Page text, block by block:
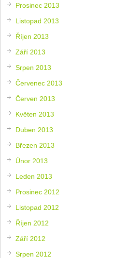
Prosinec 2013
Listopad 2013
Říjen 2013
Září 2013
Srpen 2013
Červenec 2013
Červen 2013
Květen 2013
Duben 2013
Březen 2013
Únor 2013
Leden 2013
Prosinec 2012
Listopad 2012
Říjen 2012
Září 2012
Srpen 2012